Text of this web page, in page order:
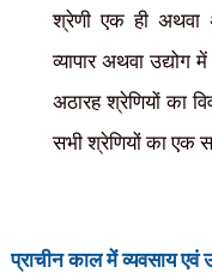
श्रेणी एक ही
व्यापार अथवा
अठारह श्रेणियों का
सभी श्रेणियों का एक
प्राचीन काल मेंव्यवसाय एवं